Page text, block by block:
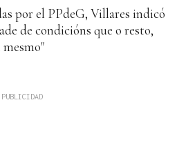
por el PPdeG, Villares indicó
de condicións que o resto,